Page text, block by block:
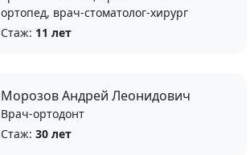
ортопед, врач-стоматолог-хирург
Стаж: 11 лет
Морозов Андрей Леонидович
Врач-ортодонт
Стаж: 30 лет